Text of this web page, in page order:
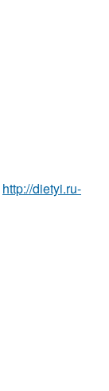
http://dietyi.ru-